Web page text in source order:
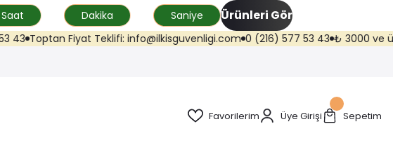
Saat Dakika Saniye Ürünleri Gör
Fiyat Teklifi: info@ilkisguvenligi.com 0 (216) 577 53 43 ₺ 3000 ve üzeri
Favorilerim Üye Girişi Sepetim